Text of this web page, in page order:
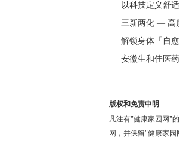
以科技定义舒
三新两化 — 高
解锁身体「自
安徽生和佳医
版权和免责申明
凡注有"健康家园网"
网，并保留"健康家园